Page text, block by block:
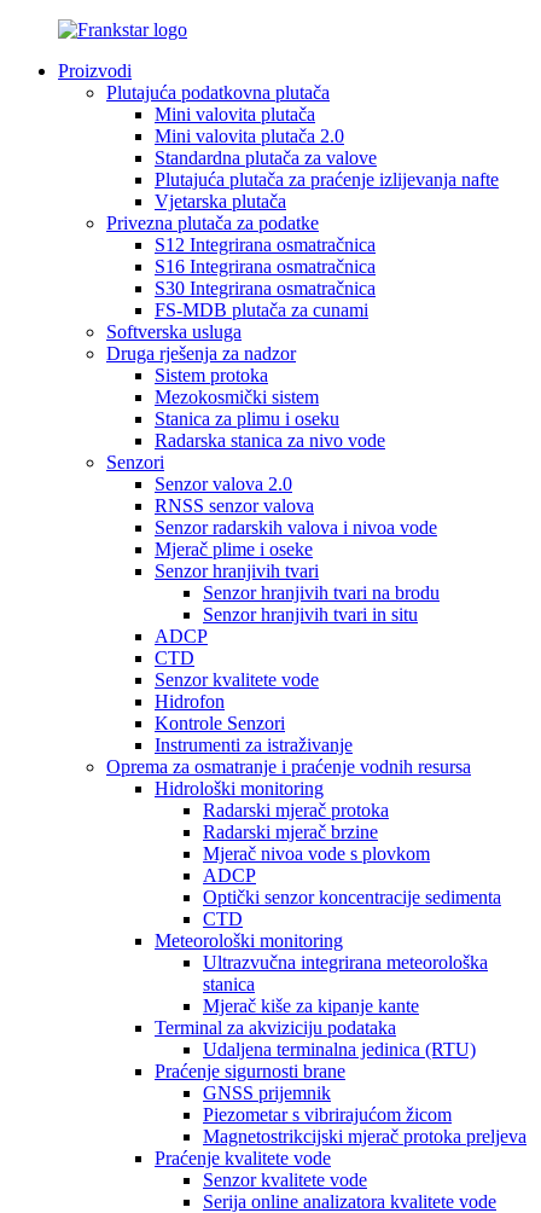
Proizvodi
Plutajuća podatkovna plutača
Mini valovita plutača
Mini valovita plutača 2.0
Standardna plutača za valove
Plutajuća plutača za praćenje izlijevanja nafte
Vjetarska plutača
Privezna plutača za podatke
S12 Integrirana osmatračnica
S16 Integrirana osmatračnica
S30 Integrirana osmatračnica
FS-MDB plutača za cunami
Softverska usluga
Druga rješenja za nadzor
Sistem protoka
Mezokosmički sistem
Stanica za plimu i oseku
Radarska stanica za nivo vode
Senzori
Senzor valova 2.0
RNSS senzor valova
Senzor radarskih valova i nivoa vode
Mjerač plime i oseke
Senzor hranjivih tvari
Senzor hranjivih tvari na brodu
Senzor hranjivih tvari in situ
ADCP
CTD
Senzor kvalitete vode
Hidrofon
Kontrole Senzori
Instrumenti za istraživanje
Oprema za osmatranje i praćenje vodnih resursa
Hidrološki monitoring
Radarski mjerač protoka
Radarski mjerač brzine
Mjerač nivoa vode s plovkom
ADCP
Optički senzor koncentracije sedimenta
CTD
Meteorološki monitoring
Ultrazvučna integrirana meteorološka
stanica
Mjerač kiše za kipanje kante
Terminal za akviziciju podataka
Udaljena terminalna jedinica (RTU)
Praćenje sigurnosti brane
GNSS prijemnik
Piezometar s vibrirajućom žicom
Magnetostrikcijski mjerač protoka preljeva
Praćenje kvalitete vode
Senzor kvalitete vode
Serija online analizatora kvalitete vode